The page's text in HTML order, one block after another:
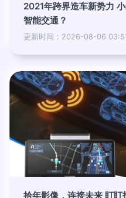
2021年跨界造车新势力
智能交通？
更新时间：2026-08-06
拾年影像，连接未来 盯